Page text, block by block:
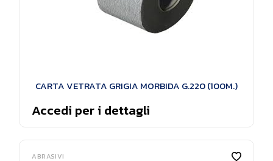
CARTA VETRATA GRIGIA MORBIDA G.220 (100M.)
Accedi per i dettagli
ABRASIVI